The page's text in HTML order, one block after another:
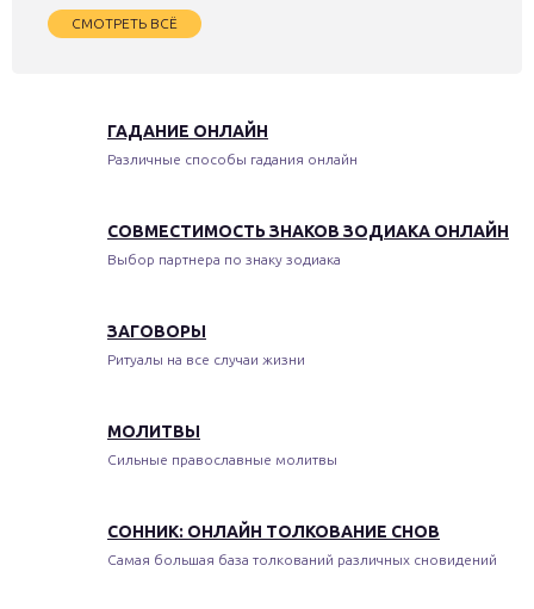
СМОТРЕТЬ ВСЁ
ГАДАНИЕ ОНЛАЙН
Различные способы гадания онлайн
СОВМЕСТИМОСТЬ ЗНАКОВ ЗОДИАКА ОНЛАЙН
Выбор партнера по знаку зодиака
ЗАГОВОРЫ
Ритуалы на все случаи жизни
МОЛИТВЫ
Сильные православные молитвы
СОННИК: ОНЛАЙН ТОЛКОВАНИЕ СНОВ
Самая большая база толкований различных сновидений